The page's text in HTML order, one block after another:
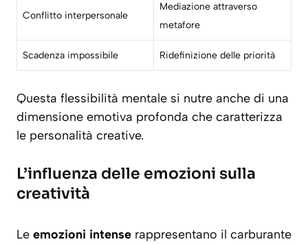
Conflitto interpersonale
Mediazione attraverso
metafore
Scadenza impossibile Ridefinizione delle priorità
Questa flessibilità mentale si nutre anche di una
dimensione emotiva profonda che caratterizza
le personalità creative.
L’influenza delle emozioni sulla
creatività
Le emozioni intense rappresentano il carburante